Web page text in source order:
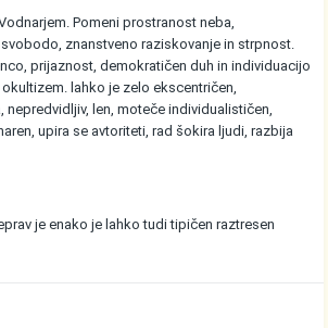
Pomeni prostranost neba,
znanstveno raziskovanje in strpnost.
prijaznost, demokratičen duh in individuacijo
lahko je zelo ekscentričen,
nepredvidljiv, len, moteče individualističen,
upira se avtoriteti, rad šokira ljudi, razbija
je enako je lahko tudi tipičen raztresen